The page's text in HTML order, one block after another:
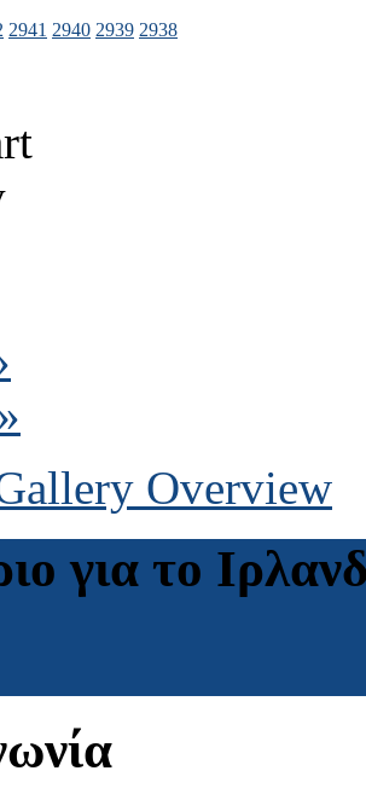
2941 2940 2939 2938
Overview
για το